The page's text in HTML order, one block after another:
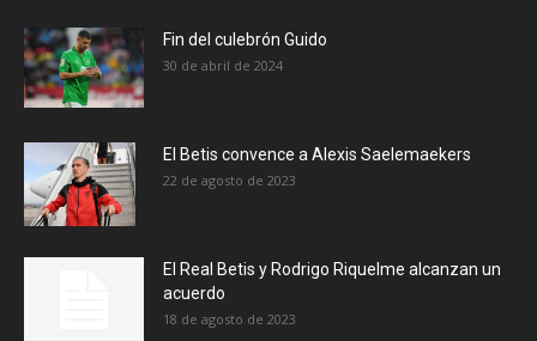
Fin del culebrón Guido
30 de abril de 2024
El Betis convence a Alexis Saelemaekers
22 de agosto de 2023
El Real Betis y Rodrigo Riquelme alcanzan un
acuerdo
18 de agosto de 2023